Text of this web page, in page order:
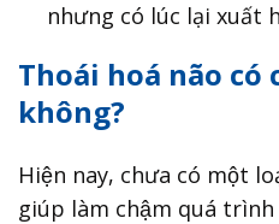
nhưng có lúc lại xuất
Thoái hoá não có
không?
Hiện nay, chưa có một
giúp làm chậm quá